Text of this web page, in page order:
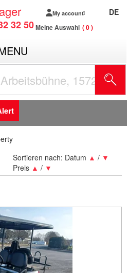
32 50
My account
Meine Auswahl 0
DE
Sortieren nach: Datum ▲ / ▼
Preis ▲ / ▼